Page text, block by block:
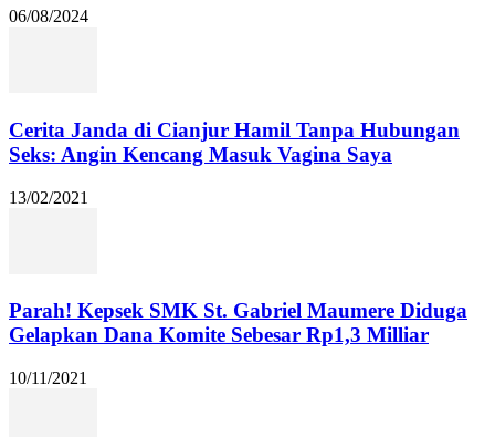
06/08/2024
Cerita Janda di Cianjur Hamil Tanpa Hubungan
Seks: Angin Kencang Masuk Vagina Saya
13/02/2021
Parah! Kepsek SMK St. Gabriel Maumere Diduga
Gelapkan Dana Komite Sebesar Rp1,3 Milliar
10/11/2021